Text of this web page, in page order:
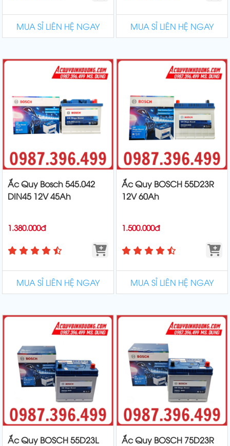
MUA SỈ LIÊN HỆ NGAY MUA SỈ LIÊN HỆ NGAY
Ắc Quy Bosch 545.042
DIN45 12V 45Ah
1.380.000đ
MUA SỈ LIÊN HỆ NGAY
Ắc Quy BOSCH 55D23R
12V 60Ah
1.500.000đ
MUA SỈ LIÊN HỆ NGAY
Ắc Quy BOSCH 55D23L
Ắc Quy BOSCH 75D23R